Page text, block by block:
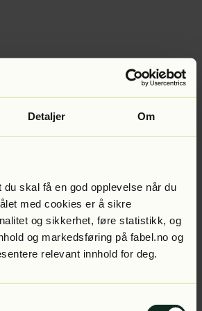
Detaljer Om
skal få en god opplevelse når du
med cookies er å sikre
og sikkerhet, føre statistikk, og
og markedsføring på fabel.no og
relevant innhold for deg.